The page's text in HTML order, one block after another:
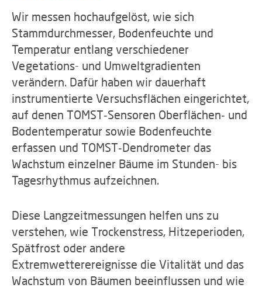
Wir messen hochaufgelöst, wie sich
Stammdurchmesser, Bodenfeuchte und
Temperatur entlang verschiedener
Vegetations- und Umweltgradienten
verändern. Dafür haben wir dauerhaft
instrumentierte Versuchsflächen eingerichtet,
auf denen TOMST‑Sensoren Oberflächen‑ und
Bodentemperatur sowie Bodenfeuchte
erfassen und TOMST‑Dendrometer das
Wachstum einzelner Bäume im Stunden- bis
Tagesrhythmus aufzeichnen.
Diese Langzeitmessungen helfen uns zu
verstehen, wie Trockenstress, Hitzeperioden,
Spätfrost oder andere
Extremwetterereignisse die Vitalität und das
Wachstum von Bäumen beeinflussen und wie